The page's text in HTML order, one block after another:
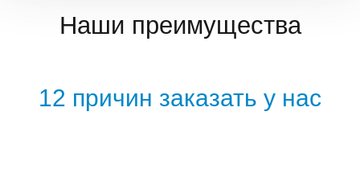
Наши преимущества
12 причин заказать у нас